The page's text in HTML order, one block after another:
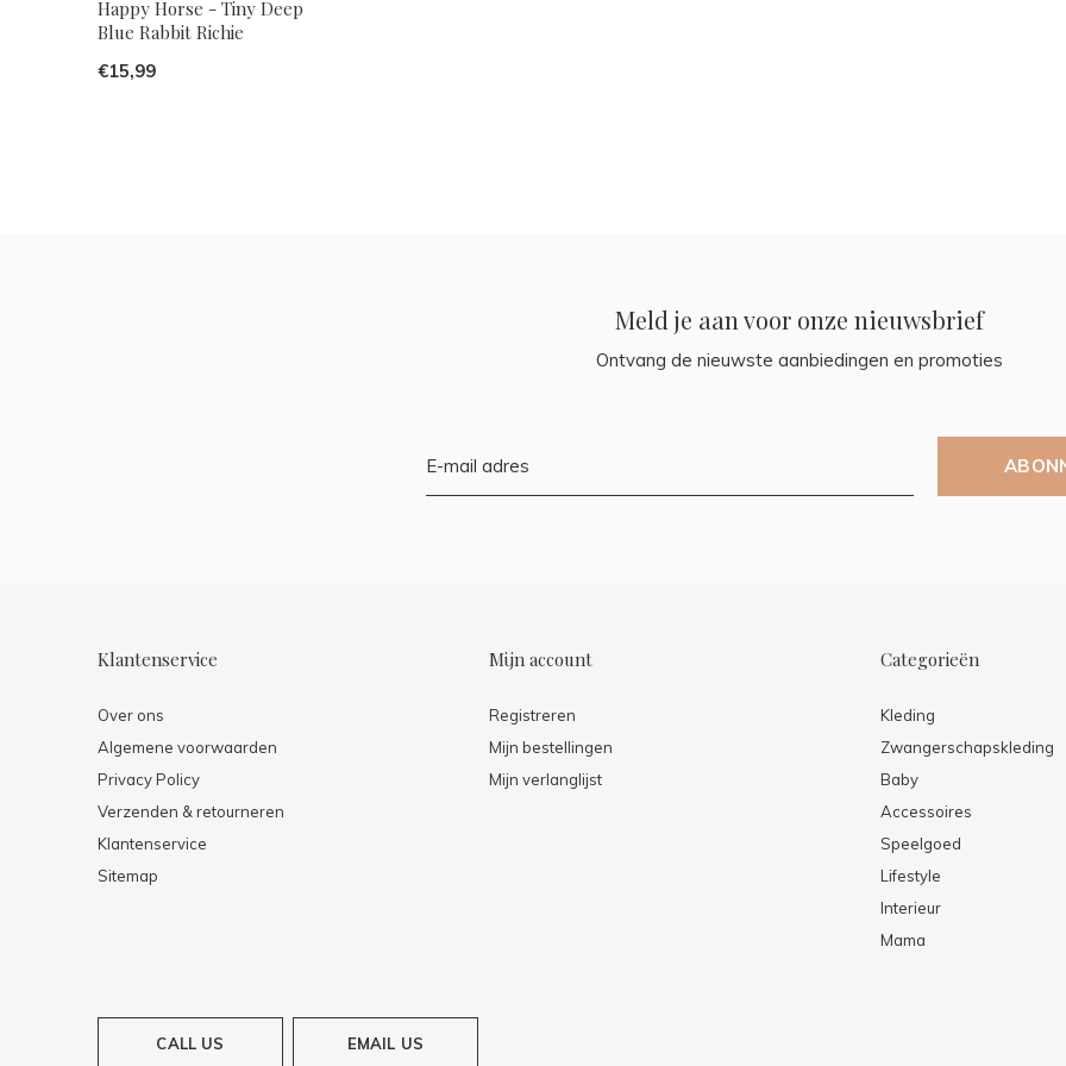
Happy Horse - Tiny Deep
Blue Rabbit Richie
€15,99
Meld je aan voor onze nieuwsbrief
Ontvang de nieuwste aanbiedingen en promoties
Klantenservice
Over ons
Algemene voorwaarden
Privacy Policy
Verzenden & retourneren
Klantenservice
Sitemap
Mijn account
Registreren
Mijn bestellingen
Mijn verlanglijst
Categorieën
Kleding
Zwangerschapskleding
Baby
Accessoires
Speelgoed
Lifestyle
Interieur
Mama
CALL US EMAIL US